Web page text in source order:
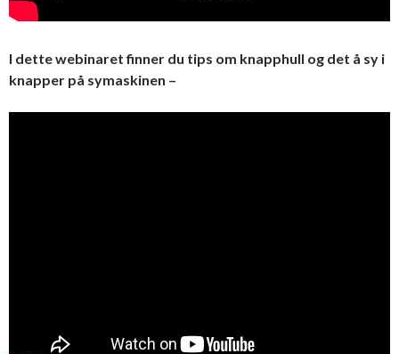
I dette webinaret finner du tips om knapphull og det å sy i
knapper på symaskinen –